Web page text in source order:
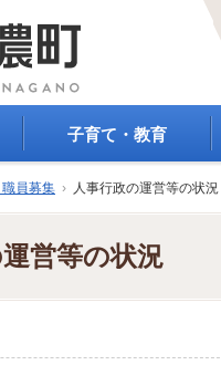
子育て・教育
保育園・幼稚園
職員募集 › 人事行政の運営等の状況
営等の状況